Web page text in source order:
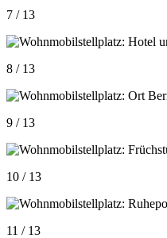
7 / 13
8 / 13
9 / 13
10 / 13
11 / 13